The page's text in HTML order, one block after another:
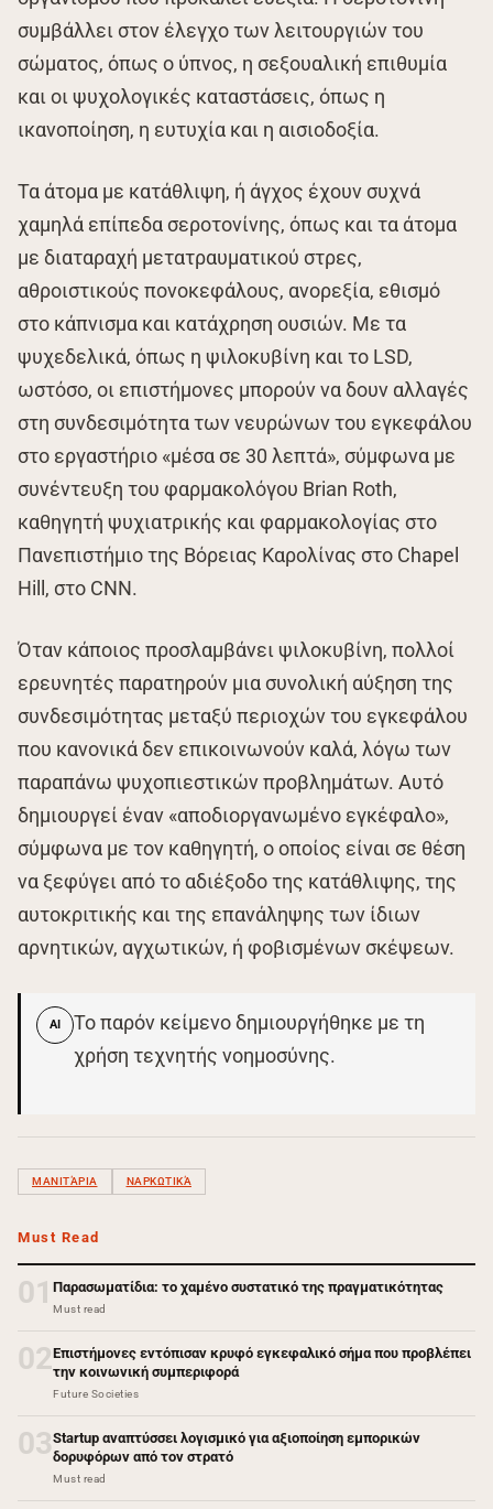
συμβάλλει στον έλεγχο των λειτουργιών του
σώματος, όπως ο ύπνος, η σεξουαλική επιθυμία
και οι ψυχολογικές καταστάσεις, όπως η
ικανοποίηση, η ευτυχία και η αισιοδοξία.
Τα άτομα με κατάθλιψη, ή άγχος έχουν συχνά
χαμηλά επίπεδα σεροτονίνης, όπως και τα άτομα
με διαταραχή μετατραυματικού στρες,
αθροιστικούς πονοκεφάλους, ανορεξία, εθισμό
στο κάπνισμα και κατάχρηση ουσιών. Με τα
ψυχεδελικά, όπως η ψιλοκυβίνη και το LSD,
ωστόσο, οι επιστήμονες μπορούν να δουν αλλαγές
στη συνδεσιμότητα των νευρώνων του εγκεφάλου
στο εργαστήριο «μέσα σε 30 λεπτά», σύμφωνα με
συνέντευξη του φαρμακολόγου Brian Roth,
καθηγητή ψυχιατρικής και φαρμακολογίας στο
Πανεπιστήμιο της Βόρειας Καρολίνας στο Chapel
Hill, στο CNN.
Όταν κάποιος προσλαμβάνει ψιλοκυβίνη, πολλοί
ερευνητές παρατηρούν μια συνολική αύξηση της
συνδεσιμότητας μεταξύ περιοχών του εγκεφάλου
που κανονικά δεν επικοινωνούν καλά, λόγω των
παραπάνω ψυχοπιεστικών προβλημάτων. Αυτό
δημιουργεί έναν «αποδιοργανωμένο εγκέφαλο»,
σύμφωνα με τον καθηγητή, ο οποίος είναι σε θέση
να ξεφύγει από το αδιέξοδο της κατάθλιψης, της
αυτοκριτικής και της επανάληψης των ίδιων
αρνητικών, αγχωτικών, ή φοβισμένων σκέψεων.
AI
Το παρόν κείμενο δημιουργήθηκε με τη
χρήση τεχνητής νοημοσύνης.
ΜΑΝΙΤΆΡΙΑ ΝΑΡΚΩΤΙΚΆ
Must Read
01 Παρασωματίδια: το χαμένο συστατικό της πραγματικότητας
Must read
02Επιστήμονες εντόπισαν κρυφό εγκεφαλικό σήμα που προβλέπει
την κοινωνική συμπεριφορά
Future Societies
03Startup αναπτύσσει λογισμικό για αξιοποίηση εμπορικών
δορυφόρων από τον στρατό
Must read